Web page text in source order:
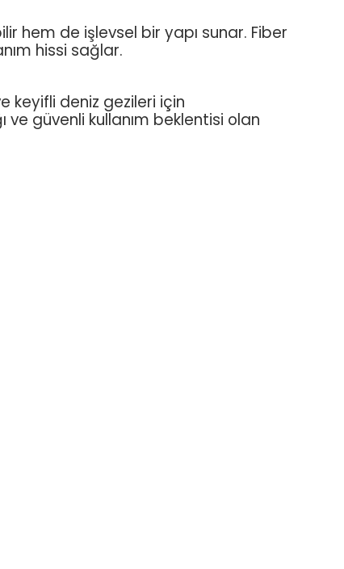
hem de işlevsel bir yapı sunar. Fiber
hissi sağlar.
keyifli deniz gezileri için
güvenli kullanım beklentisi olan